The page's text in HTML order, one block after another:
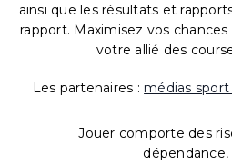
ainsi que les résultats et
rapport. Maximisez vos
votre allié des
Les partenaires : médias
Jouer comporte des